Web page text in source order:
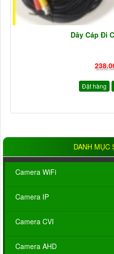
Dây Cáp Đi
Đặt hàng
DANH MỤC
Camera WiFi
Camera IP
Camera CVI
Camera AHD